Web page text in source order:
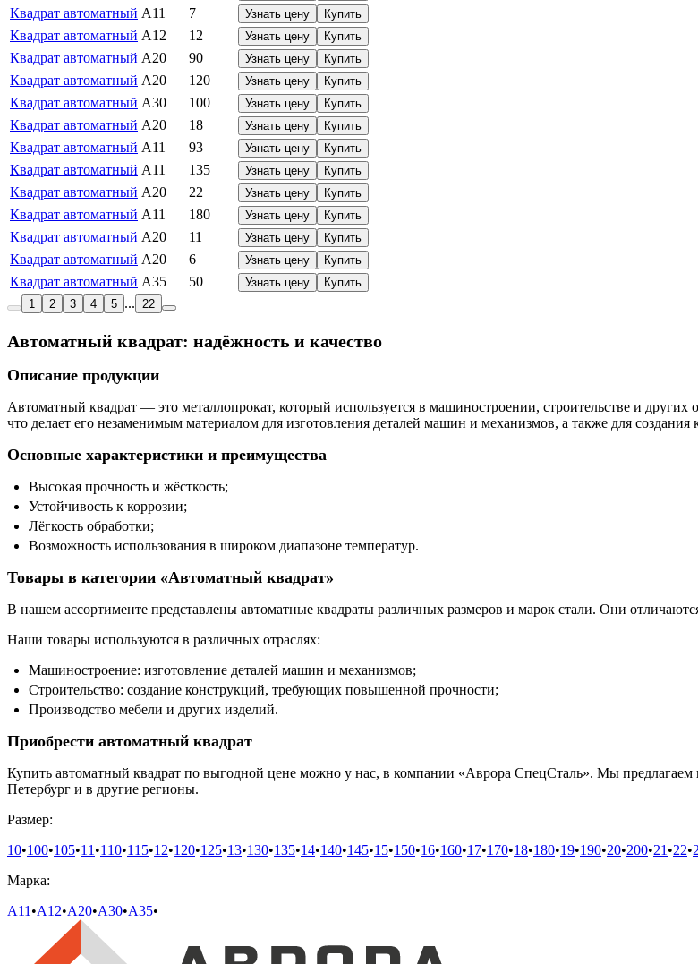
Квадрат автоматный А11 7 Узнать цену Купить
Квадрат автоматный А12 12 Узнать цену Купить
Квадрат автоматный А20 90 Узнать цену Купить
Квадрат автоматный А20 120 Узнать цену Купить
Квадрат автоматный А30 100 Узнать цену Купить
Квадрат автоматный А20 18 Узнать цену Купить
Квадрат автоматный А11 93 Узнать цену Купить
Квадрат автоматный А11 135 Узнать цену Купить
Квадрат автоматный А20 22 Узнать цену Купить
Квадрат автоматный А11 180 Узнать цену Купить
Квадрат автоматный А20 11 Узнать цену Купить
Квадрат автоматный А20 6 Узнать цену Купить
Квадрат автоматный А35 50 Узнать цену
Купить
1
2 3 4 5 ... 22
Автоматный квадрат: надёжность и качество
Описание продукции
Автоматный квадрат — это металлопрокат, который используется в машиностроении, строительстве и
что делает его незаменимым материалом для изготовления деталей машин и механизмов, а также для
Основные характеристики и преимущества
Высокая прочность и жёсткость;
Устойчивость к коррозии;
Лёгкость обработки;
Возможность использования в широком диапазоне температур.
Товары в категории «Автоматный квадрат»
В нашем ассортименте представлены автоматные квадраты различных размеров и марок стали. Они
Наши товары используются в различных отраслях:
Машиностроение: изготовление деталей машин и механизмов;
Строительство: создание конструкций, требующих повышенной прочности;
Производство мебели и других изделий.
Приобрести автоматный квадрат
Купить автоматный квадрат по выгодной цене можно у нас, в компании «Аврора СпецСталь». Мы
Петербург и в другие регионы.
Размер:
10•100•105•11•110•115•12•120•125•13•130•135•14•140•145•15•150•16•160•17•170•18•180•19•190•20•200•21•22•
Марка:
А11•А12•А20•А30•А35•